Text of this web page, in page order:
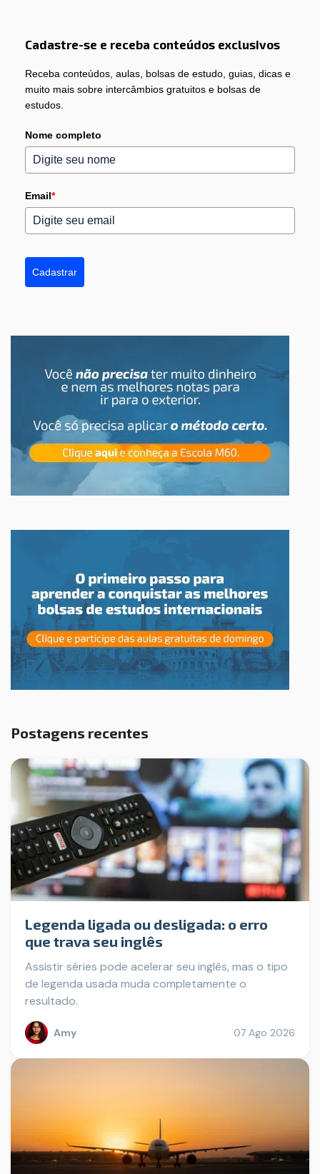
Cadastre-se e receba conteúdos exclusivos
Receba conteúdos, aulas, bolsas de estudo, guias, dicas e
muito mais sobre intercâmbios gratuitos e bolsas de
estudos.
Nome completo
Email*
Cadastrar
Postagens recentes
Legenda ligada ou desligada: o erro
que trava seu inglês
Assistir séries pode acelerar seu inglês, mas o tipo
de legenda usada muda completamente o
resultado.
Amy 07 Ago 2026